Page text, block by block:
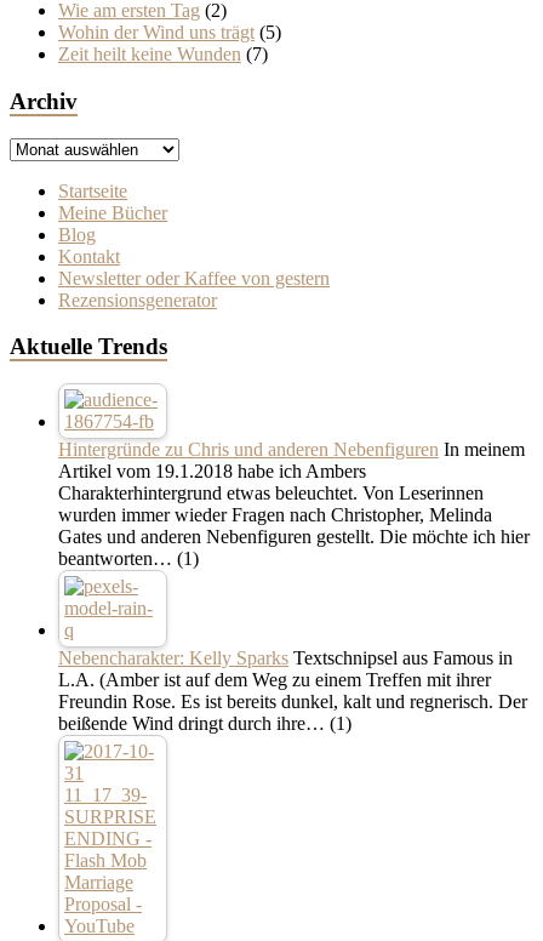
Wie am ersten Tag (2)
Wohin der Wind uns trägt (5)
Zeit heilt keine Wunden (7)
Archiv
Archiv
Startseite
Meine Bücher
Blog
Kontakt
Newsletter oder Kaffee von gestern
Rezensionsgenerator
Aktuelle Trends
Hintergründe zu Chris und anderen Nebenfiguren In meinem
Artikel vom 19.1.2018 habe ich Ambers
Charakterhintergrund etwas beleuchtet. Von Leserinnen
wurden immer wieder Fragen nach Christopher, Melinda
Gates und anderen Nebenfiguren gestellt. Die möchte ich hier
beantworten… (1)
Nebencharakter: Kelly Sparks Textschnipsel aus Famous in
L.A. (Amber ist auf dem Weg zu einem Treffen mit ihrer
Freundin Rose. Es ist bereits dunkel, kalt und regnerisch. Der
beißende Wind dringt durch ihre… (1)